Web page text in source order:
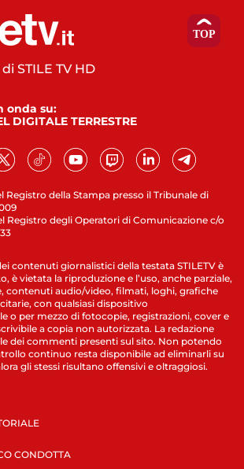
Registro della Stampa presso il Tribunale di
Registro degli Operatori di Comunicazione c/o
STILE TV HD
onda su:
DIGITALE TERRESTRE
contenuti giornalistici della testata STILETV è
è vietata la riproduzione e l’uso, anche parziale,
contenuti audio/video, filmati, loghi, grafiche
con qualsiasi dispositivo
o per mezzo di fotocopie, registrazioni, cover e
a copia non autorizzata. La redazione
dei commenti presenti sul sito. Non potendo
continuo resta disponibile ad eliminarli su
gli stessi risultano offensivi e oltraggiosi.
CONDOTTA